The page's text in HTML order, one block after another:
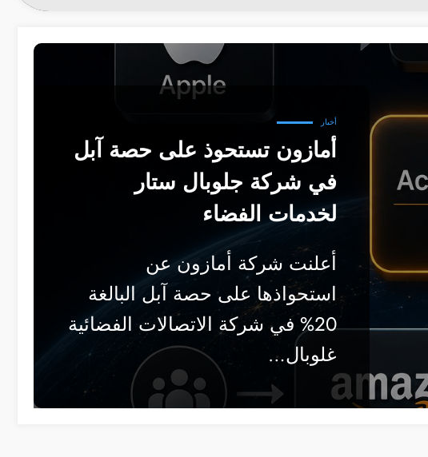
أخبار
أمازون تستحوذ على حصة آبل
في شركة جلوبال ستار
لخدمات الفضاء
أعلنت شركة أمازون عن
استحواذها على حصة آبل البالغة
20% في شركة الاتصالات الفضائية
غلوبال…